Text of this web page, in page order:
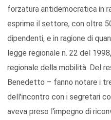
forzatura antidemocratica in
esprime il settore, con oltre
dipendenti, e in ragione di
legge regionale n. 22 del
regionale della mobilità. Del
Benedetto – fanno notare i
dell'incontro con i segretari
aveva preso l'impegno di